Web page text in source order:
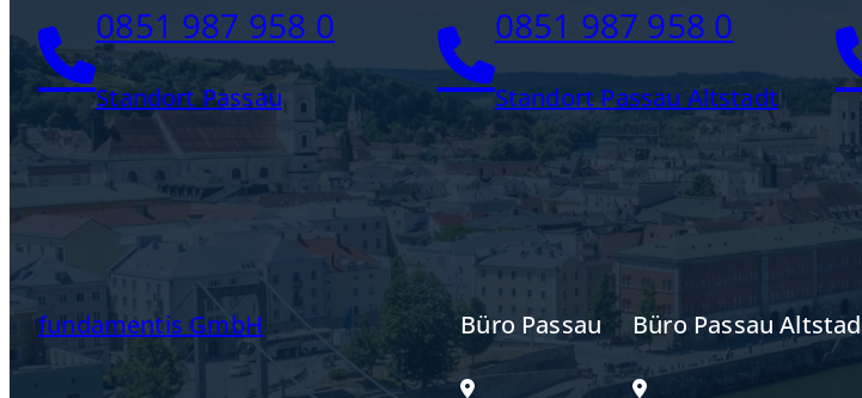
0851 987 958 0
Standort Passau
0851 987 958 0
Standort Passau Altstadt
fundamentis GmbH Büro Passau Büro Passau